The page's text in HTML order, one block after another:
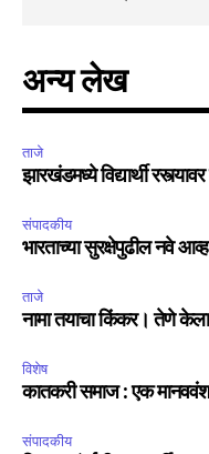
अन्य लेख
ताजे
झारखंडमध्ये विद्यार्थी
संपादकीय
भारताच्या सुरक्षेपुढील नवे
ताजे
नामा तयाचा किंकर। तेणे केला
विशेष
कातकरी समाज : एक
संपादकीय